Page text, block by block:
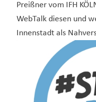
Preißner vom IFH
WebTalk diesen und
Innenstadt als